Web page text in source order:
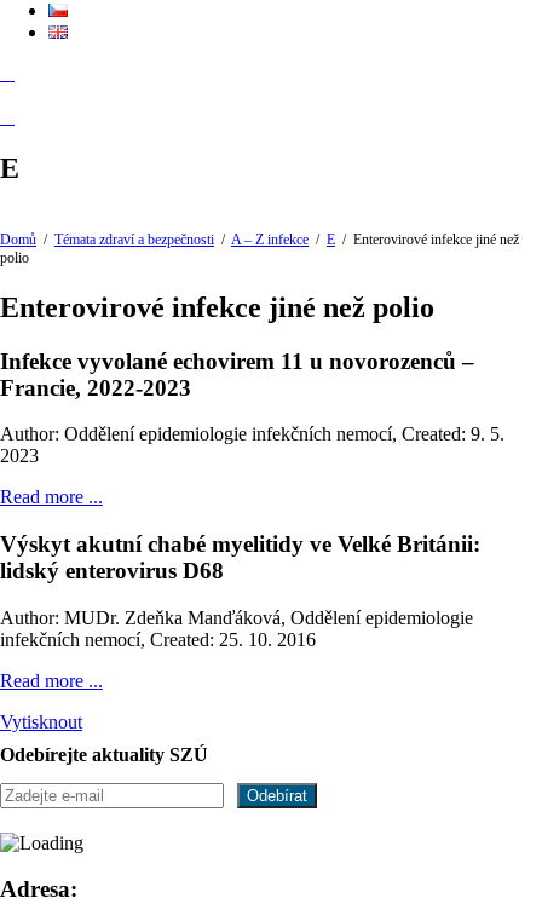
E
Domů / Témata zdraví a bezpečnosti / A – Z infekce / E / Enterovirové infekce jiné než
polio
Enterovirové infekce jiné než polio
Infekce vyvolané echovirem 11 u novorozenců –
Francie, 2022-2023
Author: Oddělení epidemiologie infekčních nemocí, Created: 9. 5.
2023
Read more ...
Výskyt akutní chabé myelitidy ve Velké Británii:
lidský enterovirus D68
Author: MUDr. Zdeňka Manďáková, Oddělení epidemiologie
infekčních nemocí, Created: 25. 10. 2016
Read more ...
Vytisknout
Odebírejte aktuality SZÚ
Adresa: